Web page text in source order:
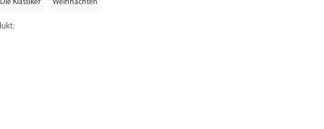
Die Klassiker Weihnachten